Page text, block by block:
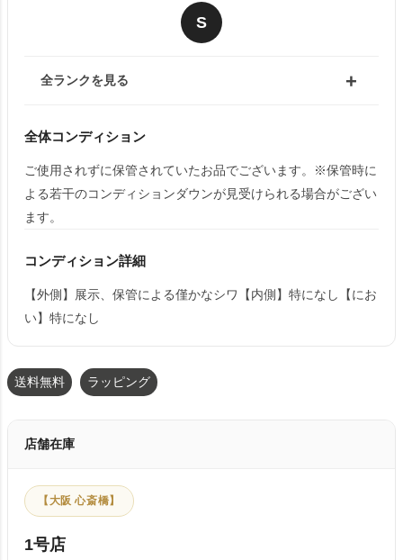
S
全ランクを見る
全体コンディション
ご使用されずに保管されていたお品でございます。※保管時に
よる若干のコンディションダウンが見受けられる場合がござい
ます。
コンディション詳細
【外側】展示、保管による僅かなシワ【内側】特になし【にお
い】特になし
送料無料 ラッピング
店舗在庫
【大阪 心斎橋】
1号店